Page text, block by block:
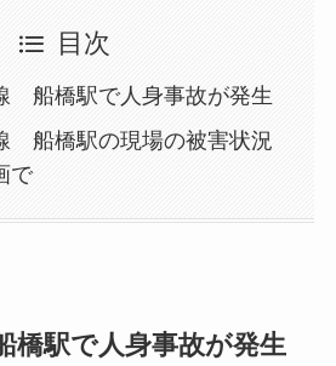
目次
船橋駅で人身事故が発生
船橋駅の現場の被害状況
で
駅で人身事故が発生